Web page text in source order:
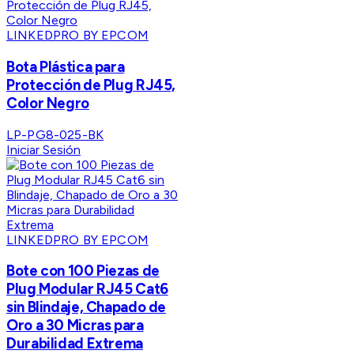
LINKEDPRO BY EPCOM
Bota Plástica para
Protección de Plug RJ45,
Color Negro
LP-PG8-025-BK
Iniciar Sesión
LINKEDPRO BY EPCOM
Bote con 100 Piezas de
Plug Modular RJ45 Cat6
sin Blindaje, Chapado de
Oro a 30 Micras para
Durabilidad Extrema